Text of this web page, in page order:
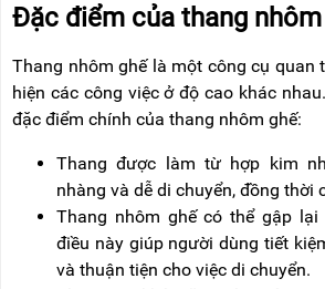
DÂY
HIỂM
TỰ
ĐỘNG
Đặc điểm của thang
Thang nhôm ghế là một công cụ quan
hiện các công việc ở độ cao khác
đặc điểm chính của thang nhôm ghế:
Thang được làm từ hợp kim
nhàng và dễ di chuyển, đồng thời
Thang nhôm ghế có thể gập
điều này giúp người dùng tiết
và thuận tiện cho việc di chuyển.